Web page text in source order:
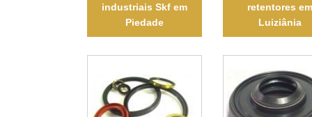
industriais Skf em
Piedade
retentores
Luiziânia